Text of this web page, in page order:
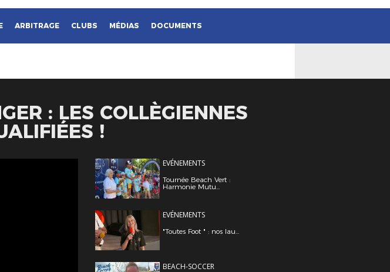
ARBITRAGE CLUBS MÉDIAS DOCUMENTS
: LES COLLÈGIENNES
!
EVÉNEMENTS
Tournée Beach Vert :
Harmonie Mutu...
EVÉNEMENTS
"Toutes Foot " : nos lau...
BEACH-SOCCER